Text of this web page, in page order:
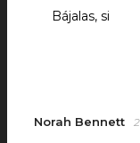
Bájalas, si
Norah Bennett